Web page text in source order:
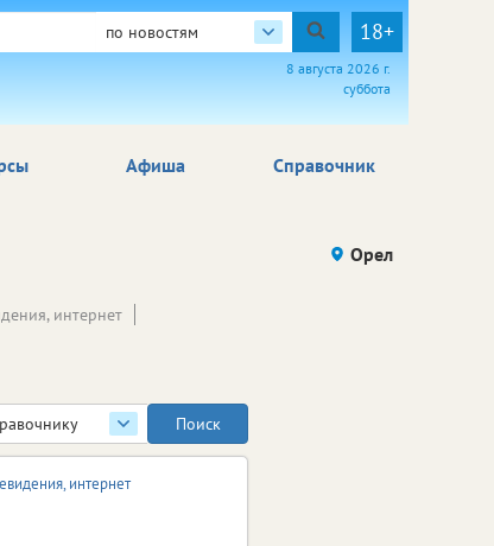
по новостям 18+
8 августа 2026 г.
суббота
Афиша Справочник
Орел
интернет
интернет